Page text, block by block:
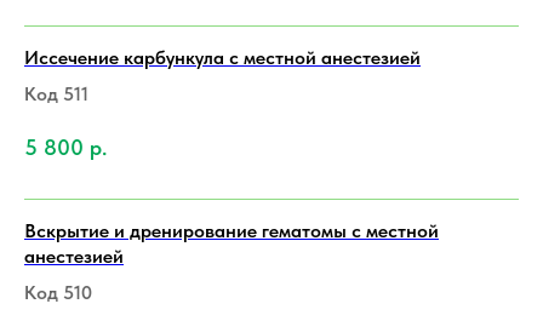
Иссечение карбункула с местной анестезией
Код 511
5 800 р.
Вскрытие и дренирование гематомы с местной
анестезией
Код 510